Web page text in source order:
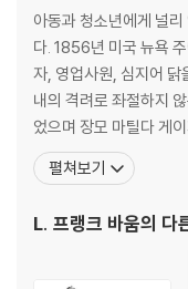
아동과 청소년에게 널리
다. 1856년 미국 뉴욕
자, 영업사원, 심지어 닭
내의 격려로 좌절하지
었으며 장모 마틸다 게
움의 첫 책은 흥미롭게도
자랐으나 결혼 후 한 때
의 자리도 탄탄히 하게
펼쳐보기
L. 프랭크 바움의 다